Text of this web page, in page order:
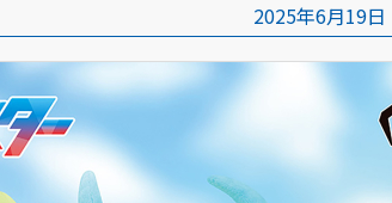
2025年6月19